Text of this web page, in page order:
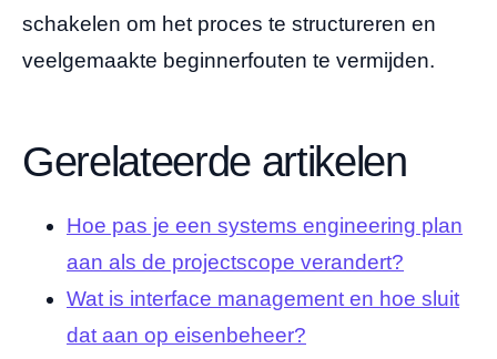
schakelen om het proces te structureren en
veelgemaakte beginnerfouten te vermijden.
Gerelateerde artikelen
Hoe pas je een systems engineering plan
aan als de projectscope verandert?
Wat is interface management en hoe sluit
dat aan op eisenbeheer?